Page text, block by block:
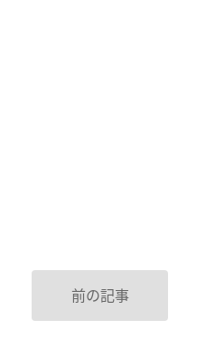
前の記事